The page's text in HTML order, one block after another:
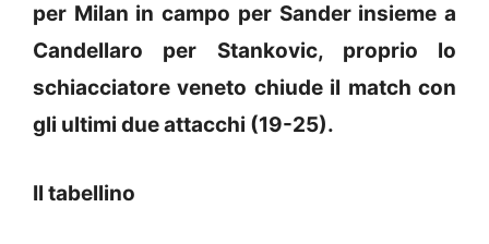
per Milan in campo per Sander insieme a
Candellaro per Stankovic, proprio lo
schiacciatore veneto chiude il match con
gli ultimi due attacchi (19-25).
Il tabellino